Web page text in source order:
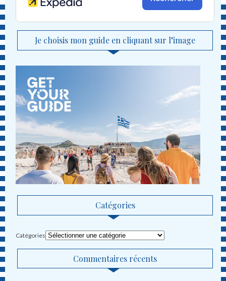
Je choisis mon guide en cliquant sur l’image
Catégories
Catégories
Commentaires récents